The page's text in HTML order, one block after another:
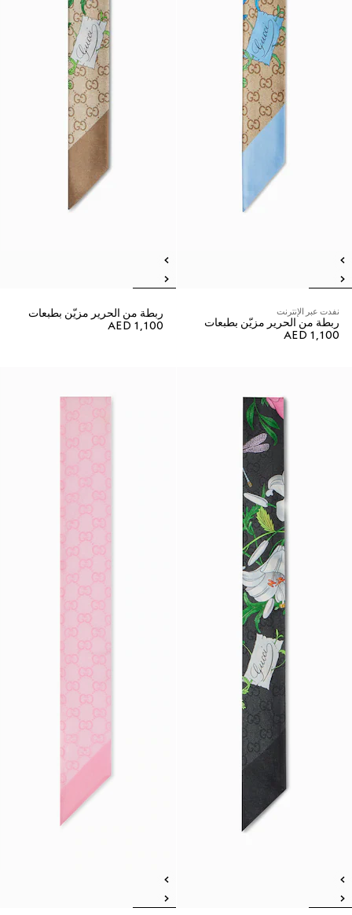
نفدت عبر الإنترنت
ربطة من الحرير مزيّن بطبعات
AED 1,100
ربطة من الحرير مزيّن بطبعات
AED 1,100